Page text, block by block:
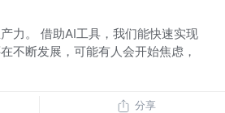
力。 借助AI工具，我们能快速实现
不断发展，可能有人会开始焦虑，
分享